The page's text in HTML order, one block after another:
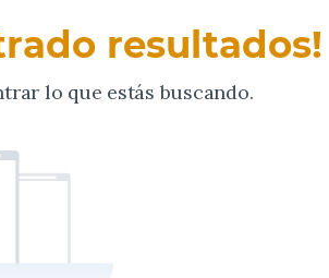
resultados!
lo que estás buscando.